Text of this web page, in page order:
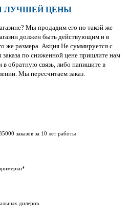
ЛУЧШЕЙ ЦЕНЫ
Мы продадим его по такой же
должен быть действующим и в
же размера. Акция Не суммируется с
по сниженной цене пришлите нам
в обратную связь, либо напишите в
Мы пересчитаем заказ.
заказов за 10 лет работы
дилеров.